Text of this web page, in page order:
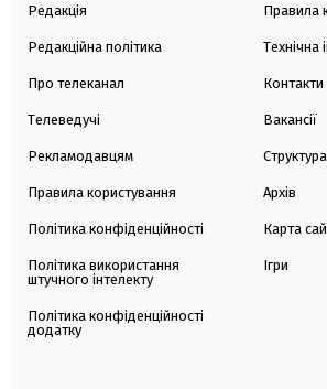
Редакція
Редакційна політика
Про телеканал
Телеведучі
Рекламодавцям
Правила користування
Політика конфіденційності
Політика використання
штучного інтелекту
Політика конфіденційності
додатку
Правила
Технічна
Контакти
Вакансії
Архів
Карта
Ігри